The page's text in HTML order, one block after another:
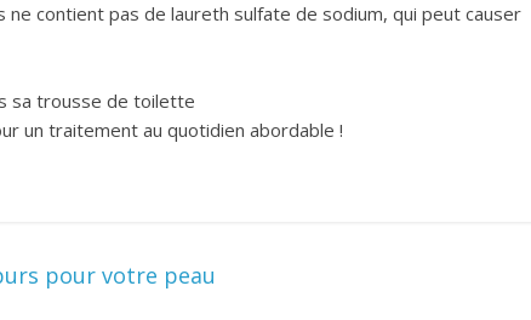
ne contient pas de laureth sulfate de sodium, qui peut causer
sa trousse de toilette
un traitement au quotidien abordable !
pour votre peau